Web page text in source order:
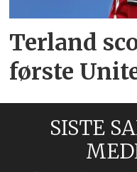
Terland
første
SISTE